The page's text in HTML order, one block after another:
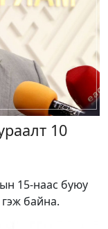
10
15-наас буюу
гэж байна.